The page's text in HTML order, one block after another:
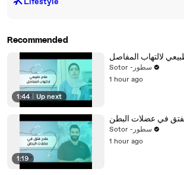
Recommended
1:44 Up next
لالتهاب المفاصل
Sotor -سطور
1 hour ago
1:19
في عضلات البطن
Sotor -سطور
1 hour ago